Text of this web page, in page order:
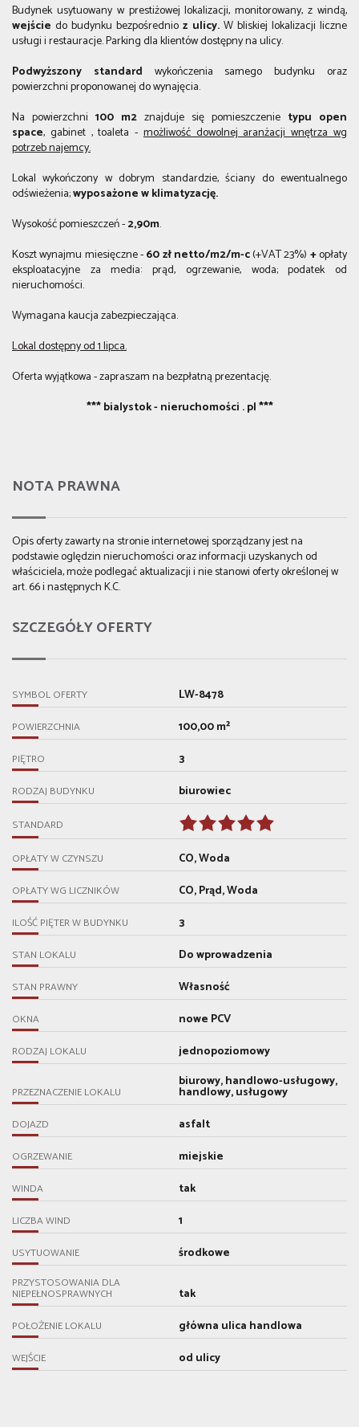
Budynek usytuowany w prestiżowej lokalizacji, monitorowany, z windą,
wejście do budynku bezpośrednioz ulicy.W bliskiej lokalizacji liczne
usługi i restauracje. Parking dla klientów dostępny na ulicy.
Podwyższony standard wykończenia samego budynku oraz
powierzchni proponowanej do wynajęcia.
Na powierzchni 100 m2 znajduje się pomieszczenie typu open
space, gabinet , toaleta -możliwość dowolnej aranżacji wnętrza wg
potrzeb najemcy.
Lokal wykończony w dobrym standardzie, ściany do ewentualnego
odświeżenia;wyposażone w klimatyzację.
Wysokość pomieszczeń -2,90m.
Koszt wynajmu miesięczne -60 zł netto/m2/m-c(+VAT 23%) +opłaty
eksploatacyjne za media: prąd, ogrzewanie, woda; podatek od
nieruchomości.
Wymagana kaucja zabezpieczająca.
Lokal dostępny od 1 lipca.
Oferta wyjątkowa - zapraszam na bezpłatną prezentację.
*** bialystok - nieruchomości . pl ***
NOTA PRAWNA
Opis oferty zawarty na stronie internetowej sporządzany jest na
podstawie oględzin nieruchomości oraz informacji uzyskanych od
właściciela, może podlegać aktualizacji i nie stanowi oferty określonej w
art. 66 i następnych K.C.
SZCZEGÓŁY OFERTY
SYMBOL OFERTY LW-8478
POWIERZCHNIA 100,00 m²
PIĘTRO 3
RODZAJ BUDYNKU biurowiec
STANDARD
OPŁATY W CZYNSZU CO, Woda
OPŁATY WG LICZNIKÓW CO, Prąd, Woda
ILOŚĆ PIĘTER W BUDYNKU 3
STAN LOKALU Do wprowadzenia
STAN PRAWNY Własność
OKNA nowe PCV
RODZAJ LOKALU jednopoziomowy
PRZEZNACZENIE LOKALU
biurowy, handlowo-usługowy,
handlowy, usługowy
DOJAZD asfalt
OGRZEWANIE miejskie
WINDA tak
LICZBA WIND 1
USYTUOWANIE środkowe
PRZYSTOSOWANIA DLA
NIEPEŁNOSPRAWNYCH tak
POŁOŻENIE LOKALU główna ulica handlowa
WEJŚCIE od ulicy